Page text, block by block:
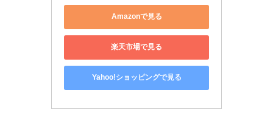
Amazonで見る
楽天市場で見る
Yahoo!ショッピングで見る